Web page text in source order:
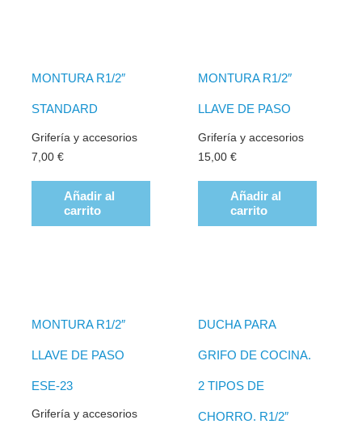
MONTURA R1/2″
STANDARD
Grifería y accesorios
7,00€
Añadir al
carrito
MONTURA R1/2″
LLAVE DE PASO
Grifería y accesorios
15,00 €
Añadir al
carrito
MONTURA R1/2″
LLAVE DE PASO
ESE-23
Grifería y accesorios
DUCHA PARA
GRIFO DE COCINA.
2 TIPOS DE
CHORRO. R1/2″